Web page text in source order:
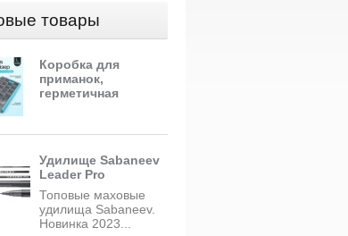
товары
Коробка для
приманок,
герметичная
Удилище Sabaneev
Leader Pro
Топовые маховые
удилища Sabaneev.
Новинка 2023...